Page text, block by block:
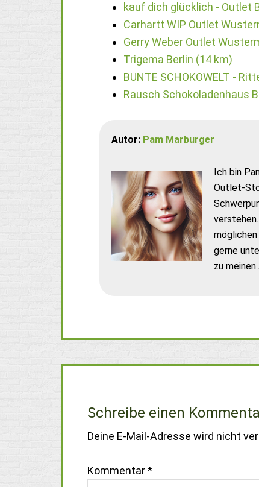
kauf dich glücklich - Outlet
Carhartt WIP Outlet
Gerry Weber Outlet
Trigema Berlin (14 km)
BUNTE SCHOKOWELT -
Rausch Schokoladenhaus
Autor: Pam Marburger
Ich bin
Outlet-
gerne
zu
Schreibe einen
Deine E-Mail-Adresse wird nicht
Kommentar*